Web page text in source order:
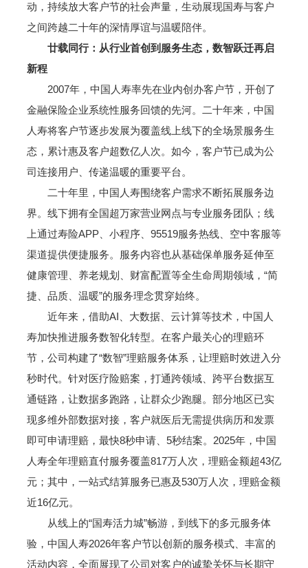
动，持续放大客户节的社会声量，生动展现国寿与客户
之间跨越二十年的深情厚谊与温暖陪伴。
廿载同行：从行业首创到服务生态，数智跃迁再启
新程
2007年，中国人寿率先在业内创办客户节，开创了
金融保险企业系统性服务回馈的先河。二十年来，中国
人寿将客户节逐步发展为覆盖线上线下的全场景服务生
态，累计惠及客户超数亿人次。如今，客户节已成为公
司连接用户、传递温暖的重要平台。
二十年里，中国人寿围绕客户需求不断拓展服务边
界。线下拥有全国超万家营业网点与专业服务团队；线
上通过寿险APP、小程序、95519服务热线、空中客服等
渠道提供便捷服务。服务内容也从基础保单服务延伸至
健康管理、养老规划、财富配置等全生命周期领域，“简
捷、品质、温暖”的服务理念贯穿始终。
近年来，借助AI、大数据、云计算等技术，中国人
寿加快推进服务数智化转型。在客户最关心的理赔环
节，公司构建了“数智”理赔服务体系，让理赔时效进入分
秒时代。针对医疗险赔案，打通跨领域、跨平台数据互
通链路，让数据多跑路，让群众少跑腿。部分地区已实
现多维外部数据对接，客户就医后无需提供病历和发票
即可申请理赔，最快8秒申请、5秒结案。2025年，中国
人寿全年理赔直付服务覆盖817万人次，理赔金额超43亿
元；其中，一站式结算服务已惠及530万人次，理赔金额
近16亿元。
从线上的“国寿活力城”畅游，到线下的多元服务体
验，中国人寿2026年客户节以创新的服务模式、丰富的
活动内容，全面展现了公司对客户的诚挚关怀与长期守